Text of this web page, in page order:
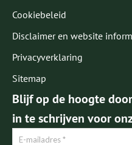
Cookiebeleid
Disclaimer en website
Privacyverklaring
Sitemap
Blijf op de hoogte door
in te schrijven voor